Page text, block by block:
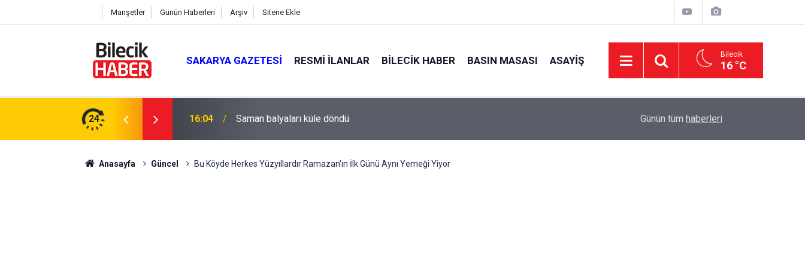
Manşetler Günün Haberleri Arşiv Sitene Ekle
SAKARYA GAZETESI RESMI İLANLAR BILECIK HABER BASIN MASASI ASAYIŞ Bilecik
16 °C
24 16:04 Saman balyaları küle döndü İl Genel Meclisi’nden okullara 1.8 milyon TL
Günün tüm haberleri
Anasayfa Güncel Bu Köyde Herkes Yüzyıllardır Ramazan’ın İlk Günü Aynı Yemeği Yiyor